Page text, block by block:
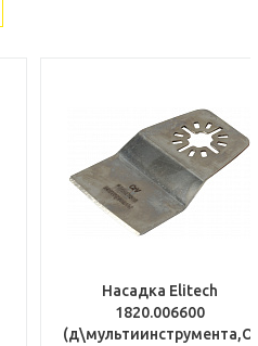
Насадка Elitech
1820.006600